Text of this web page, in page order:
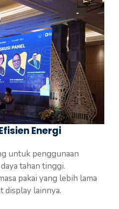
Energi
untuk penggunaan
tahan tinggi.
pakai yang lebih lama
display lainnya.